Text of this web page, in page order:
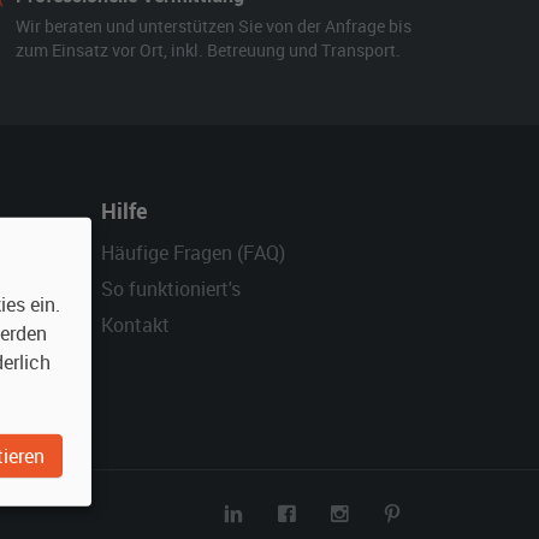
Wir beraten und unterstützen Sie von der Anfrage bis
zum Einsatz vor Ort, inkl. Betreuung und Transport.
Hilfe
Häufige Fragen (FAQ)
So funktioniert's
Kontakt
ein.